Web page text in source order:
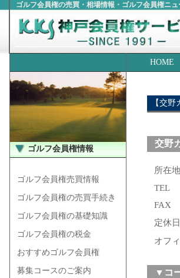
ゴルフ会員権の売買・相場情報・ゴルフ会員権ニ
ゴルフ会員権情報
ゴルフ会員権売買情報
ゴルフ会員権の売買手続き
ゴルフ会員権の基礎知識
ゴルフ会員権の税金
おすすめゴルフ会員権
募集コースのご案内
HOME
【交
交野
所在地
TEL
FAX
定休日
オフ
▼コ